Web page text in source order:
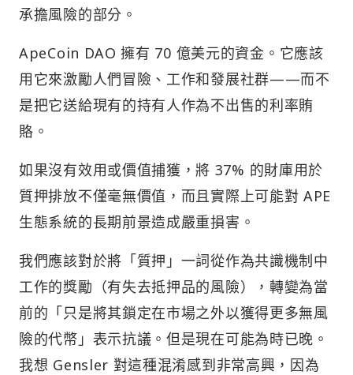
承擔風險的部分。
ApeCoin DAO 擁有 70 億美元的資金。它應該
用它來激勵人們冒險、工作和發展社群——而不
是把它送給現有的持有人作為不出售的利率賄
賂。
如果沒有效用或價值捕獲，將 37% 的財庫用於
質押排放不僅毫無價值，而且實際上可能對 APE
生態系統的長期前景造成嚴重損害。
我們應該對於將「質押」一詞從作為共識機制中
工作的獎勵（有失去抵押品的風險），轉變為當
前的「只是將其鎖定在市場之外以獲得更多無風
險的代幣」表示抗議。但是現在可能為時已晚。
我想 Gensler 對這種混淆感到非常高興，因為